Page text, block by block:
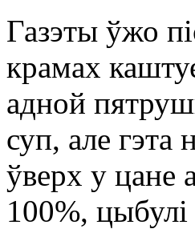
Газэты ўжо
крамах
адной
суп, але гэта
ўверх у цане
100%,